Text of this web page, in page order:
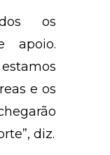
os
apoio.
e os
diz.